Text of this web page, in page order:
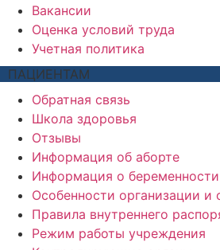
Вакансии
Оценка условий труда
Учетная политика
ПАЦИЕНТАМ
Обратная связь
Школа здоровья
Отзывы
Информация об аборте
Информация о беременности
Особенности организации
Правила внутреннего
Режим работы учреждения